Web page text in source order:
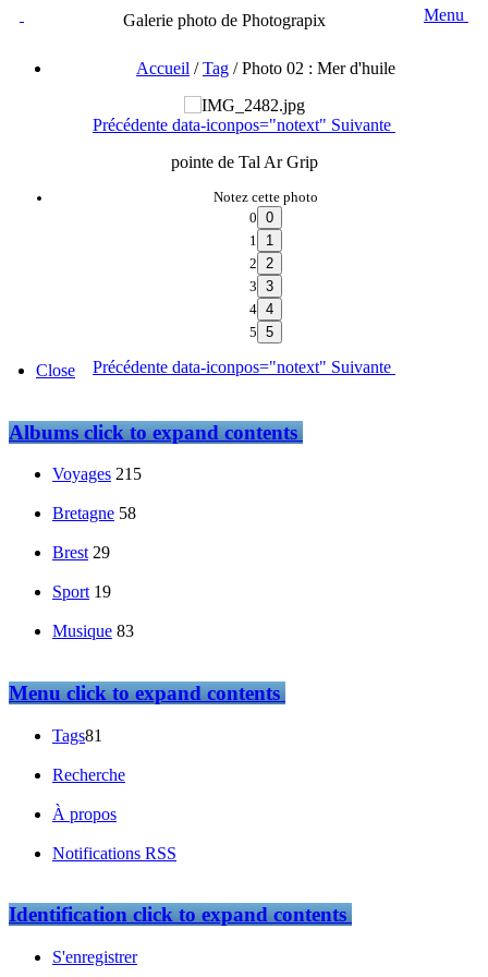
Galerie photo de Photograpix Menu
Accueil /Tag /Photo 02 : Mer d'huile
Précédente data-iconpos="notext" Suivante
pointe de Tal Ar Grip
Notez cette photo
0
1
2
3
4
5
Précédente data-iconpos="notext" Suivante
Close
Albumsclick to expand contents
Voyages 215
Bretagne 58
Brest 29
Sport 19
Musique 83
Menuclick to expand contents
Tags81
Recherche
À propos
Notifications RSS
Identificationclick to expand contents
S'enregistrer